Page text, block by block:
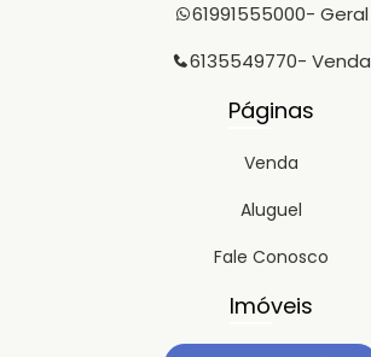
61991555000- Geral
6135549770- Venda
Páginas
Venda
Aluguel
Fale Conosco
Imóveis